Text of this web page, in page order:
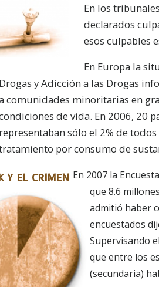
En los
declarados
esos culpables
En Europa la
Drogas y Adicción a las Drogas
comunidades minoritarias en
de vida. En 2006, 20
representaban sólo el 2% de
por consumo de
Y EL CRIMEN En 2007 la
que 8.6
admitió haber
encuestados
Supervisando
que entre los
(secundaria)